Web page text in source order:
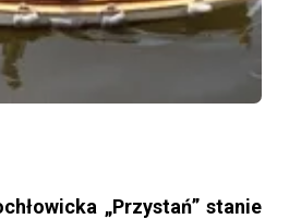
„Przystań” stanie